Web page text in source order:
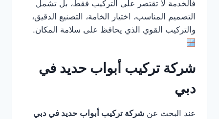
فالخدمة لا تقتصر على التركيب فقط، بل تشمل
التصميم المناسب، اختيار الخامة، التصنيع الدقيق،
والتركيب القوي الذي يحافظ على سلامة المكان.
شركة تركيب أبواب حديد في
دبي
عند البحث عن شركة تركيب أبواب حديد في دبي